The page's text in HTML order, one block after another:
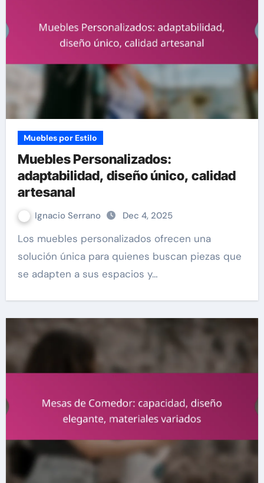
Muebles por Estilo
Muebles Personalizados:
adaptabilidad, diseño único, calidad
artesanal
Ignacio Serrano Dec 4, 2025
Los muebles personalizados ofrecen una
solución única para quienes buscan piezas que
se adapten a sus espacios y…